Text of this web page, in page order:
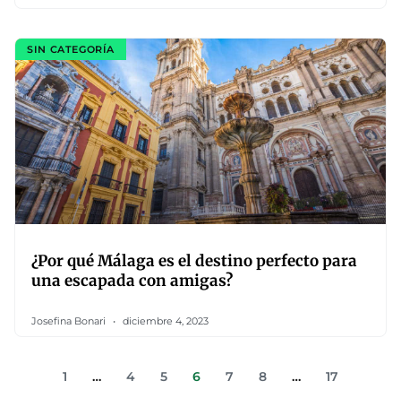
SIN CATEGORÍA
¿Por qué Málaga es el destino perfecto para
una escapada con amigas?
Josefina Bonari diciembre 4, 2023
1 … 4 5 6 7 8 … 17